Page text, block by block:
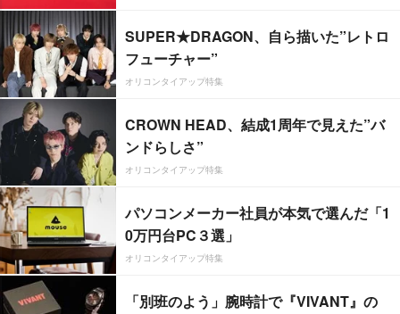
SUPER★DRAGON、自ら描いた”レトロ
フューチャー”
オリコンタイアップ特集
CROWN HEAD、結成1周年で見えた”バ
ンドらしさ”
オリコンタイアップ特集
パソコンメーカー社員が本気で選んだ「1
0万円台PC３選」
オリコンタイアップ特集
「別班のよう」腕時計で『VIVANT』の